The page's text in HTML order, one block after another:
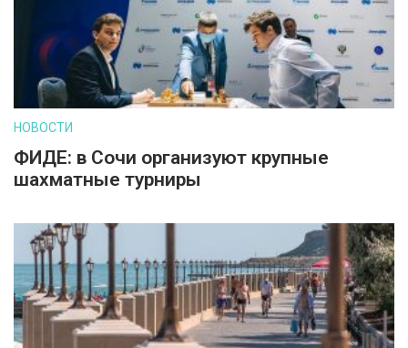
НОВОСТИ
ФИДЕ: в Сочи организуют крупные
шахматные турниры